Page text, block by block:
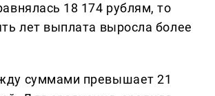
18 174 рублям, то
лет выплата выросла более
суммами превышает 21